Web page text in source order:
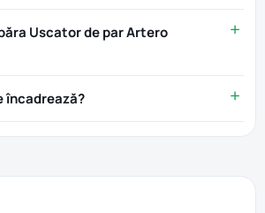
Uscator de par Artero
încadrează?